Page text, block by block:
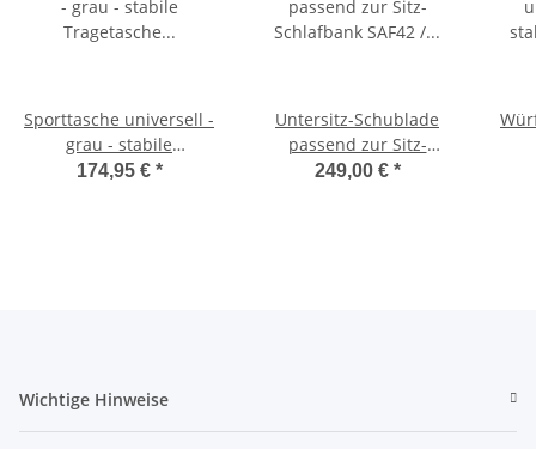
Sporttasche universell -
grau - stabile
Tragetasche für
174,95 € *
Untersitz-Schublade
passend zur Sitz-
Schlafbank SAF42 /
249,00 € *
Wichtige Hinweise